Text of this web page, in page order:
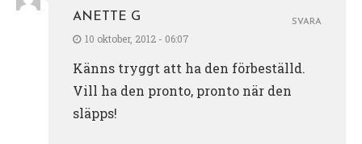
ANETTE G
10 oktober, 2012 - 06:07
Känns tryggt att ha den förbeställd.
Vill ha den pronto, pronto när den
släpps!
SVARA